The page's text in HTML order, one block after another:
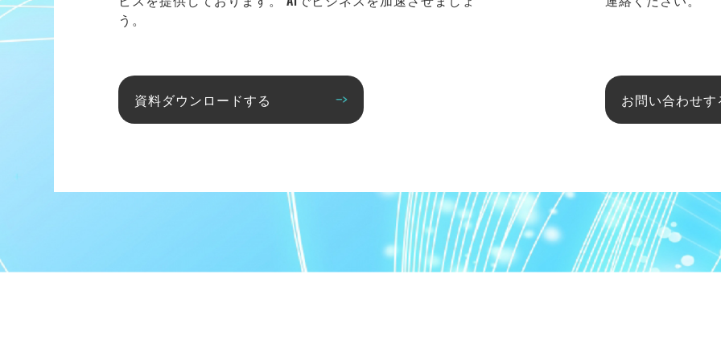
う。
資料ダウンロードする お問い合わせす